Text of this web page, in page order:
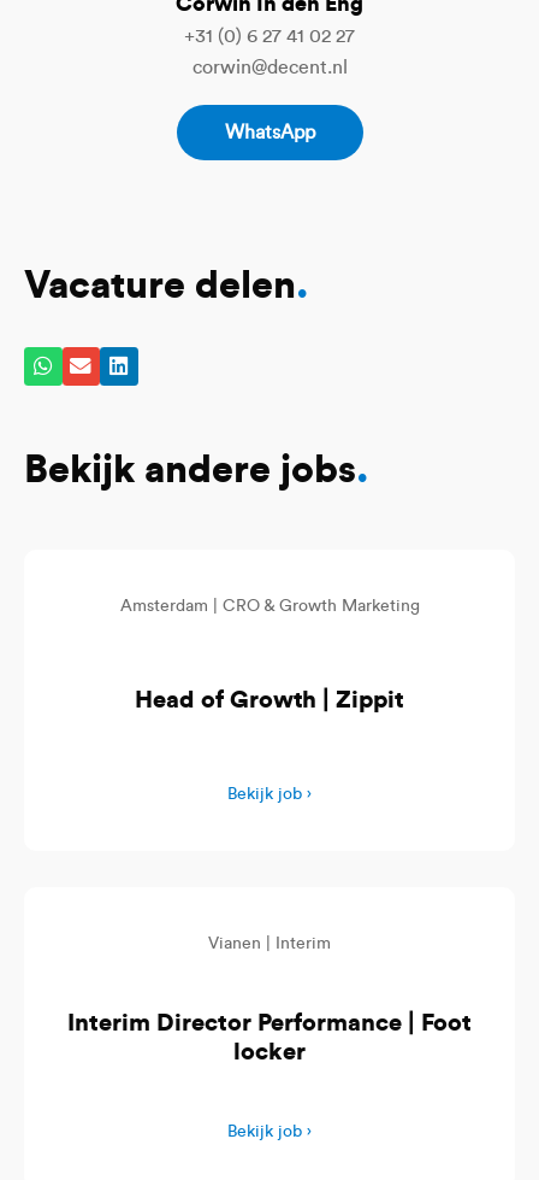
+31 (0) 6 27 41 02 27
corwin@decent.nl
WhatsApp
Vacature delen.
Bekijk andere jobs.
Amsterdam | CRO & Growth Marketing
Head of Growth | Zippit
Bekijk job ›
Vianen | Interim
Interim Director Performance | Foot
locker
Bekijk job ›